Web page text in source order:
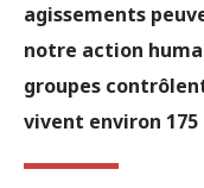
agissements
notre action
groupes
vivent environ